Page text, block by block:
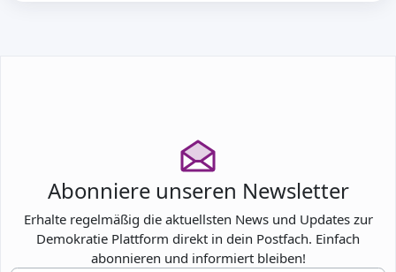
Abonniere unseren Newsletter
Erhalte regelmäßig die aktuellsten News und Updates zur
Demokratie Plattform direkt in dein Postfach. Einfach
abonnieren und informiert bleiben!